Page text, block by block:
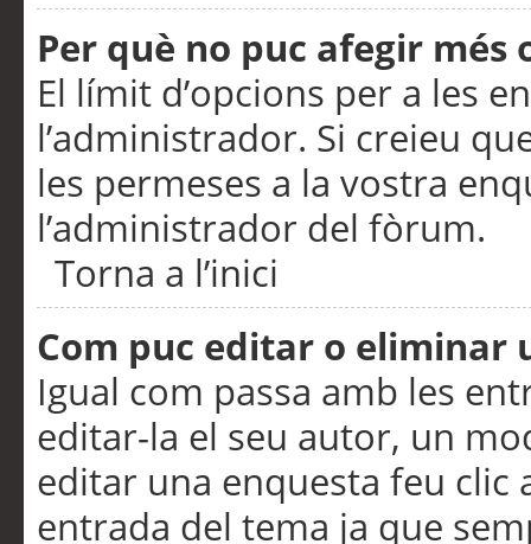
Per què no puc afegir més
El límit d’opcions per a les
l’administrador. Si creieu
les permeses a la vostra
l’administrador del fòrum.
Torna a l’inici
Com puc editar o eliminar
Igual com passa amb les
editar-la el seu autor, un
editar una enquesta feu clic
entrada del tema ja que